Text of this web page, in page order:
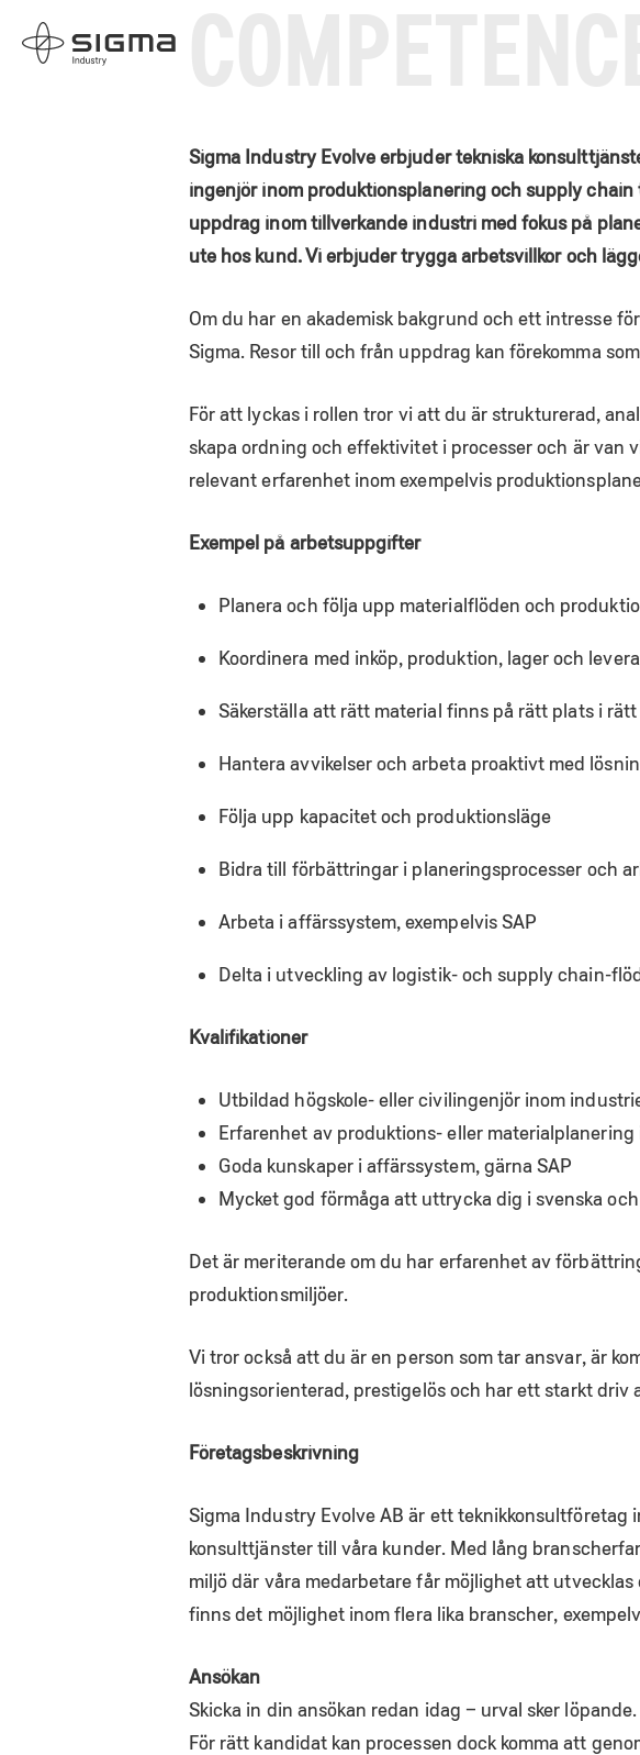
Home
Sigma Industry Evolve erbjuder tekniska
ingenjör inom produktionsplanering och supply
uppdrag inom tillverkande industri med fokus på
ute hos kund. Vi erbjuder trygga arbetsvillkor och
Om du har en akademisk bakgrund och ett intresse
Sigma. Resor till och från uppdrag kan förekomma
För att lyckas i rollen tror vi att du är strukturerad,
skapa ordning och effektivitet i processer och är van
relevant erfarenhet inom exempelvis
Exempel på arbetsuppgifter
Planera och följa upp materialflöden och
Koordinera med inköp, produktion, lager och
Säkerställa att rätt material finns på rätt plats i
Hantera avvikelser och arbeta proaktivt med
Följa upp kapacitet och produktionsläge
Bidra till förbättringar i planeringsprocesser och
Arbeta i affärssystem, exempelvis SAP
Delta i utveckling av logistik- och supply chain-
Kvalifikationer
Utbildad högskole- eller civilingenjör inom
Erfarenhet av produktions- eller
Goda kunskaper i affärssystem, gärna SAP
Mycket god förmåga att uttrycka dig i svenska
Det är meriterande om du har erfarenhet av
produktionsmiljöer.
Vi tror också att du är en person som tar ansvar, är
lösningsorienterad, prestigelös och har ett starkt driv
Företagsbeskrivning
Sigma Industry Evolve AB är ett
konsulttjänster till våra kunder. Med lång
miljö där våra medarbetare får möjlighet att
finns det möjlighet inom flera lika branscher,
Ansökan
Skicka in din ansökan redan idag – urval sker
För rätt kandidat kan processen dock komma att